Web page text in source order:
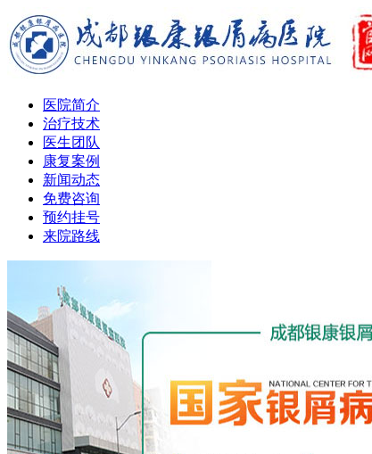
医院简介
治疗技术
医生团队
康复案例
新闻动态
免费咨询
预约挂号
来院路线